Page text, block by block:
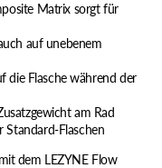
Matrix sorgt für
auf unebenem
die Flasche während der
am Rad
Standard-Flaschen
dem LEZYNE Flow